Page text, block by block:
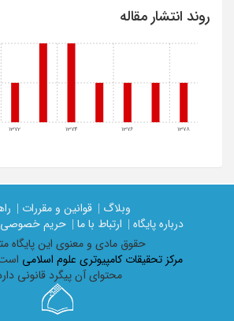
روند انتشار مقاله
1372 1374 1376 1378
وبلاگ | قوانین و مقررات |
درباره پایگاه |
ارتباط با ما | حریم خصوصی |
حقوق مادی و معنوی اين پايگاه
مرکز تحقیقات کامپیوتری علوم اسلامی
محتوای آن پیگرد قانونی